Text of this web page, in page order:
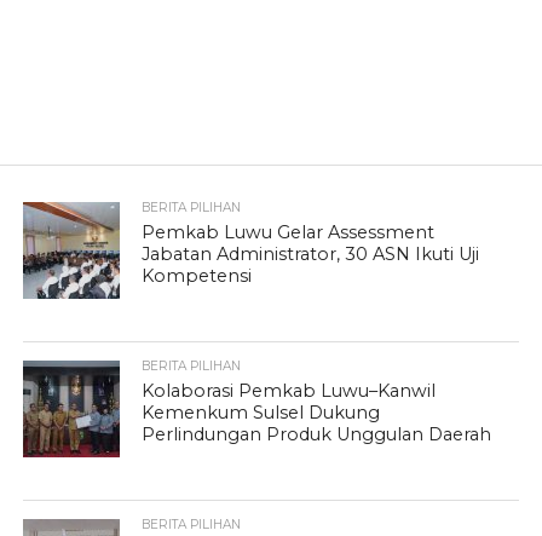
BERITA PILIHAN
Pemkab Luwu Gelar Assessment
Jabatan Administrator, 30 ASN Ikuti Uji
Kompetensi
BERITA PILIHAN
Kolaborasi Pemkab Luwu–Kanwil
Kemenkum Sulsel Dukung
Perlindungan Produk Unggulan Daerah
BERITA PILIHAN